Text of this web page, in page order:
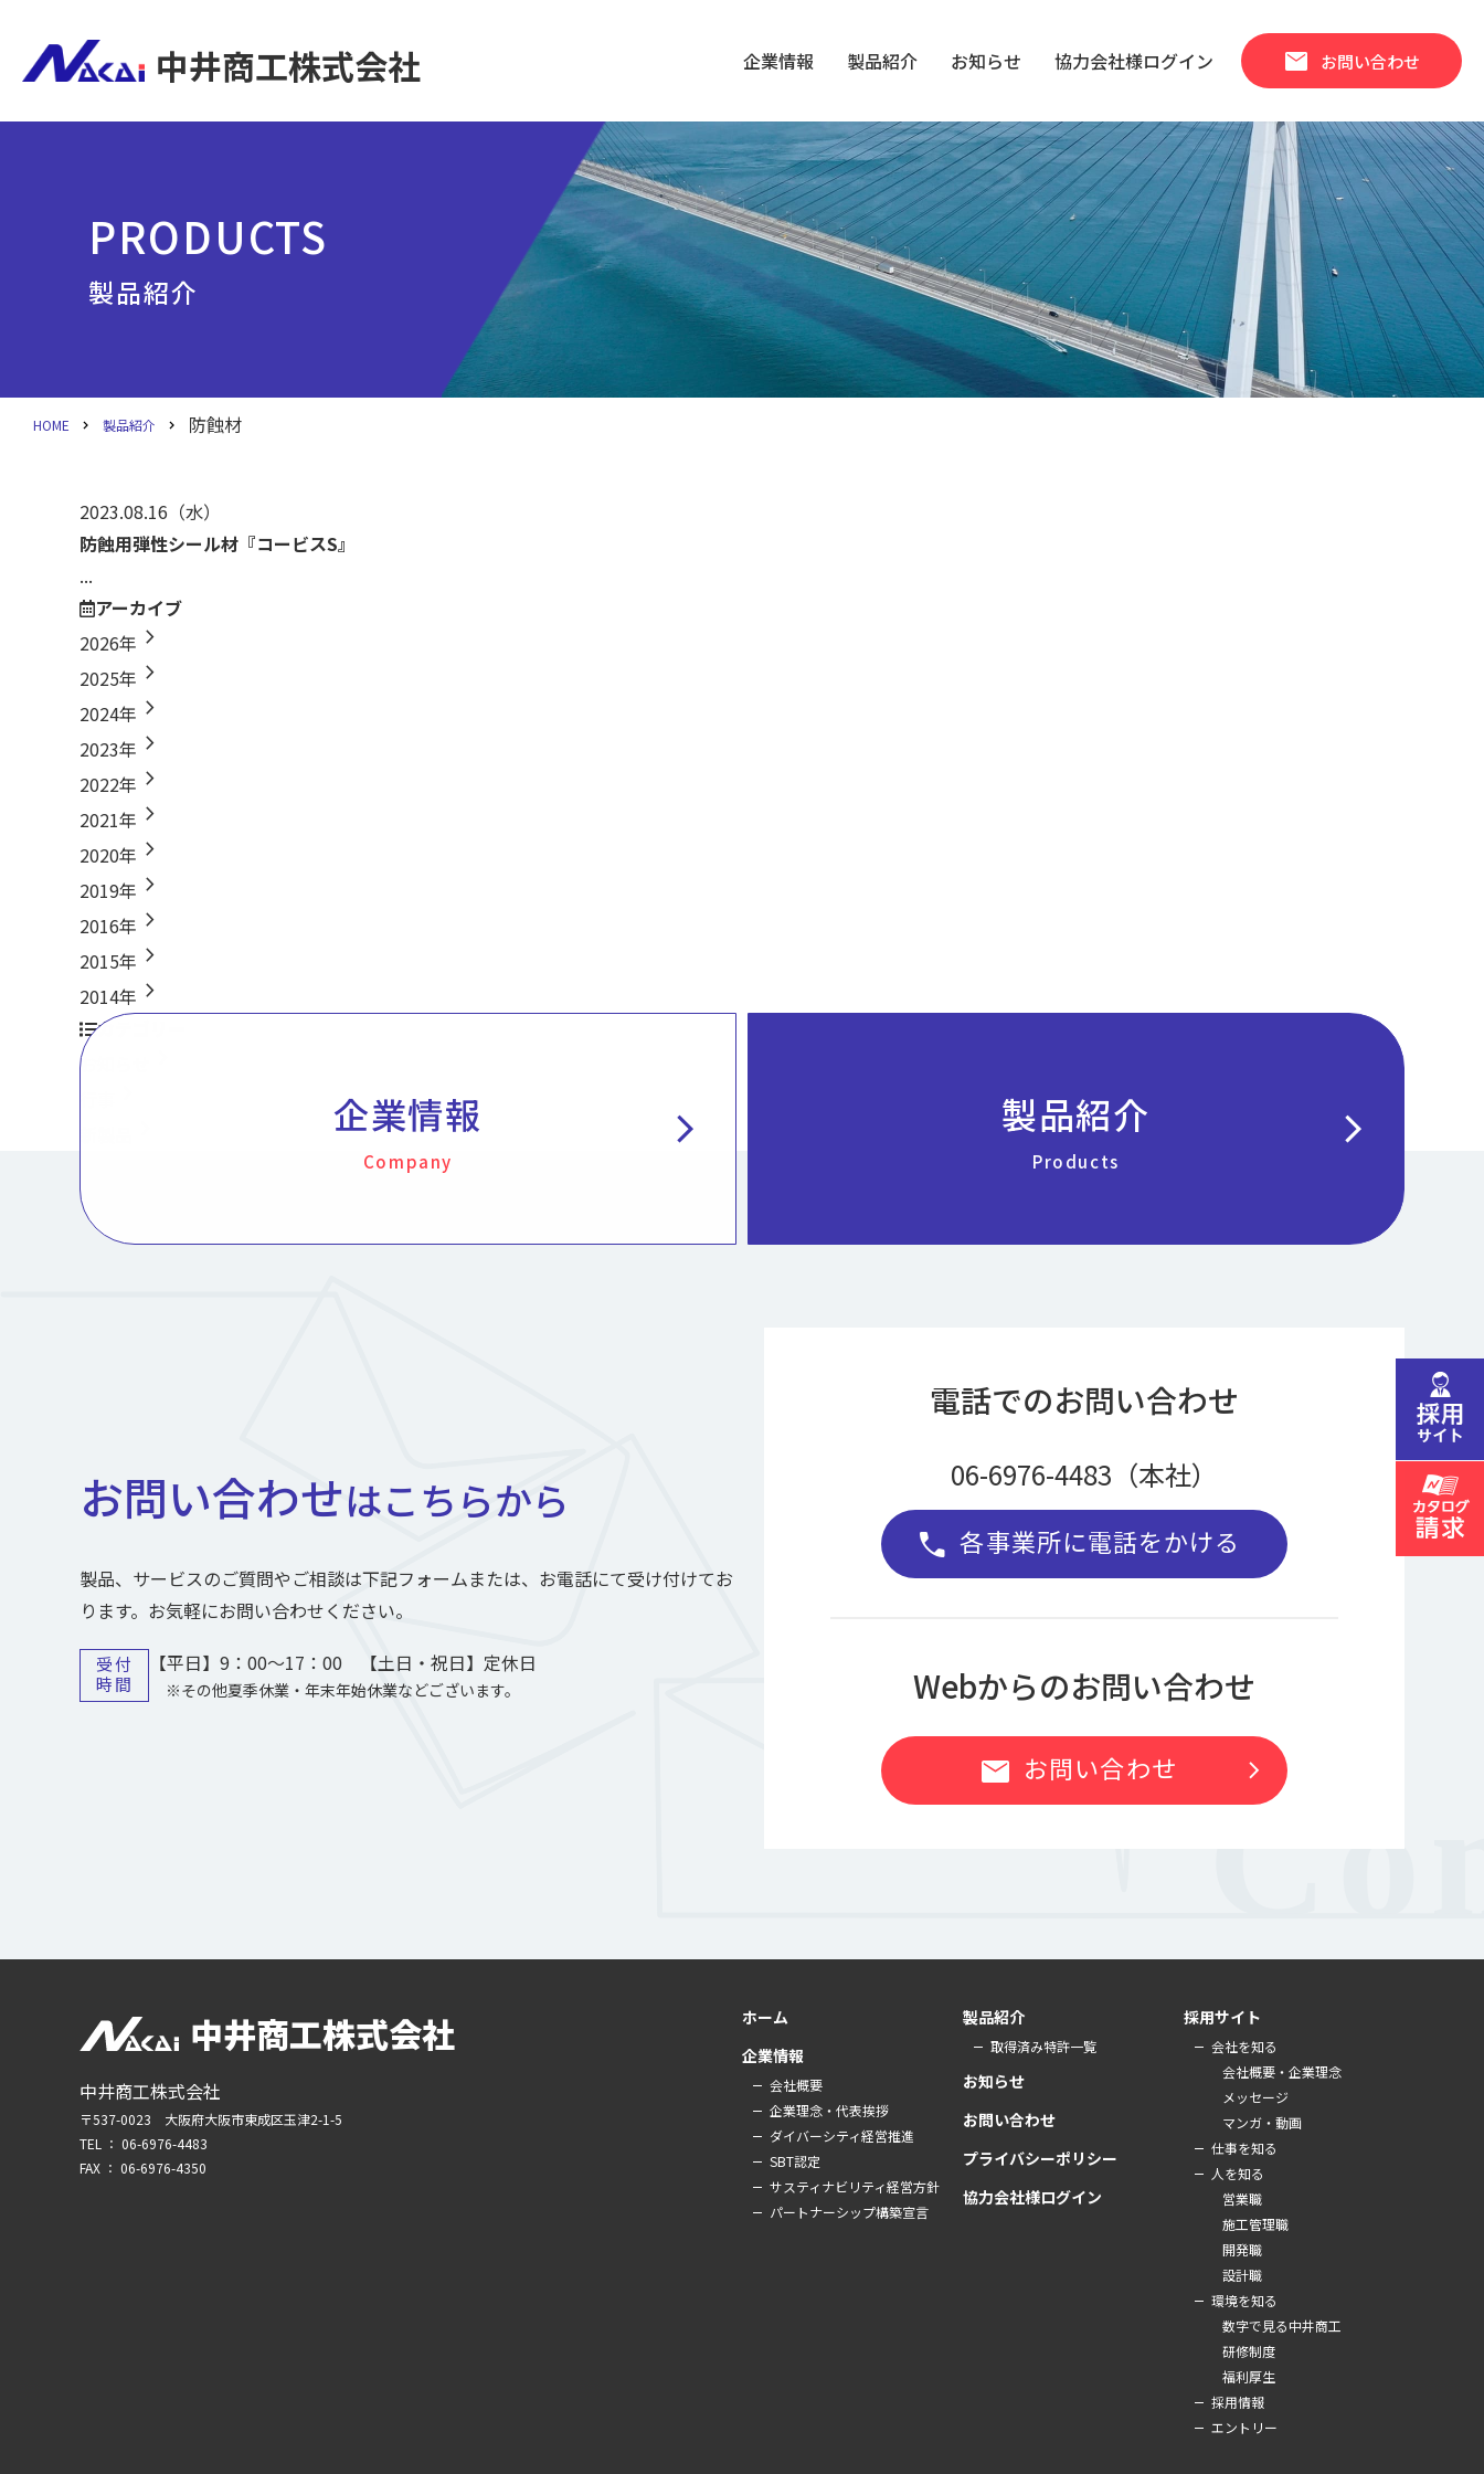
中井商工株式会社 企業情報 製品紹介 お知らせ 協力会社様ログイン mail お問い合わせ
PRODUCTS
製品紹介
HOME 製品紹介 防蝕材
2023.08.16 （水）
防蝕用弾性シール材『コービスS』
...
アーカイブ
2026年 chevron_right
2025年 chevron_right
2024年 chevron_right
2023年 chevron_right
2022年 chevron_right
2021年 chevron_right
2020年 chevron_right
2019年 chevron_right
2016年 chevron_right
2015年 chevron_right
2014年 chevron_right
カテゴリー
お知らせ
企業情報
Company chevron_right 製品紹介
Products chevron_right
お問い合わせはこちらから
製品、サービスのご質問やご相談は下記フォームまたは、お電話にて受け付けてお
ります。お気軽にお問い合わせください。
受付
時間
【平日】9：00～17：00 【土日・祝日】定休日
※その他夏季休業・年末年始休業などございます。
電話でのお問い合わせ
06-6976-4483（本社）
call 各事業所に電話をかける
Webからのお問い合わせ
mail お問い合わせ chevron_right
中井商工株式会社
中井商工株式会社
〒537-0023 大阪府大阪市東成区玉津2-1-5
TEL ： 06-6976-4483
FAX ： 06-6976-4350
ホーム
企業情報
会社概要
企業理念・代表挨拶
ダイバーシティ経営推進
SBT認定
サスティナビリティ経営方針
パートナーシップ構築宣言
製品紹介
取得済み特許一覧
お知らせ
お問い合わせ
プライバシーポリシー
協力会社様ログイン
採用サイト
会社を知る
会社概要・企業理念
メッセージ
マンガ・動画
仕事を知る
人を知る
営業職
施工管理職
開発職
設計職
環境を知る
数字で見る中井商工
研修制度
福利厚生
採用情報
エントリー